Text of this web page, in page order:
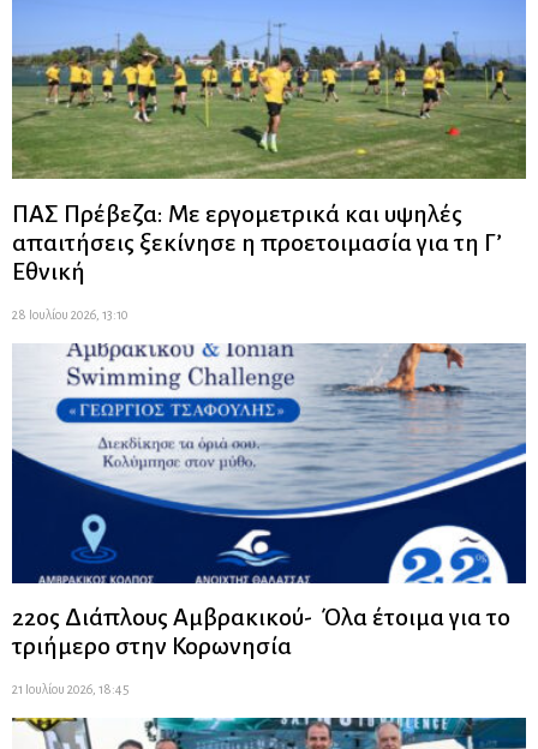
ΠΑΣ Πρέβεζα: Με εργομετρικά και υψηλές
απαιτήσεις ξεκίνησε η προετοιμασία για τη Γ’
Εθνική
28 Ιουλίου 2026, 13:10
22ος Διάπλους Αμβρακικού- Όλα έτοιμα για το
τριήμερο στην Κορωνησία
21 Ιουλίου 2026, 18:45